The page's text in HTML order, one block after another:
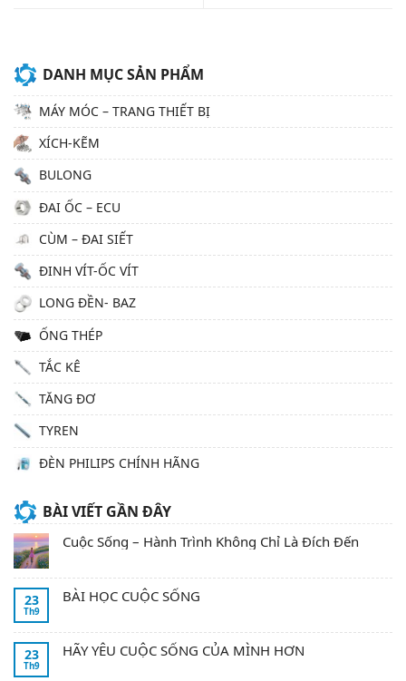
DANH MỤC SẢN PHẨM
MÁY MÓC – TRANG THIẾT BỊ
XÍCH-KẼM
BULONG
ĐAI ỐC – ECU
CÙM – ĐAI SIẾT
ĐINH VÍT-ỐC VÍT
LONG ĐỀN- BAZ
ỐNG THÉP
TẮC KÊ
TĂNG ĐƠ
TYREN
ĐÈN PHILIPS CHÍNH HÃNG
BÀI VIẾT GẦN ĐÂY
Cuộc Sống – Hành Trình Không Chỉ Là Đích Đến
23
Th9
BÀI HỌC CUỘC SỐNG
23
Th9
HÃY YÊU CUỘC SỐNG CỦA MÌNH HƠN